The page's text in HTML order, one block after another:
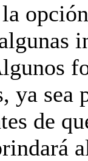
la
ya
de